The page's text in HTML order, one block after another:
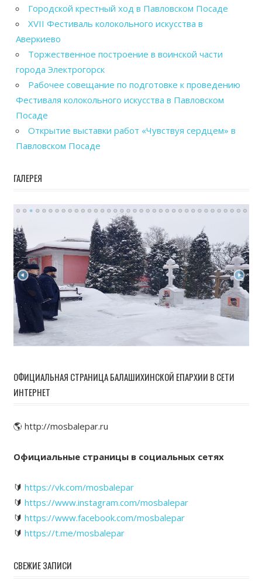
Городской крестный ход в Павловском Посаде
XVII Фестиваль колокольного искусства в
Аверкиево
Торжественное построение в воинской части
города Электрогорск
Рабочее совещание по подготовке к проведению
Фестиваля колокольного искусства в Павловском
Посаде
Открытие выставки работ «Чувствуя сердцем» в
Павловском Посаде
ГАЛЕРЕЯ
ОФИЦИАЛЬНАЯ СТРАНИЦА БАЛАШИХИНСКОЙ ЕПАРХИИ В СЕТИ
ИНТЕРНЕТ
🌎 http://mosbalepar.ru
Официальные страницы в социальных сетях
🔰 https://vk.com/mosbalepar
🔰 https://www.instagram.com/mosbalepar
🔰 https://www.facebook.com/mosbalepar
🔰 https://t.me/mosbalepar
СВЕЖИЕ ЗАПИСИ